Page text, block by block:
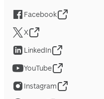
Facebook
X
LinkedIn
YouTube
Instagram